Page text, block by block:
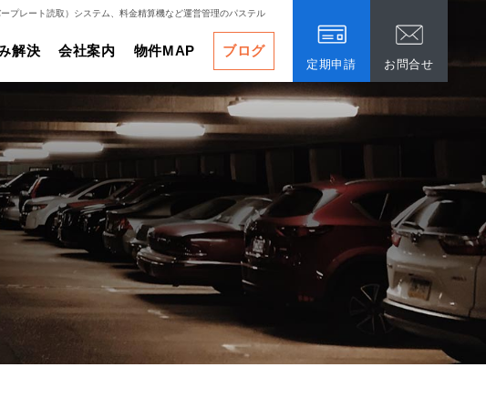
プレート読取）システム、料金精算機など運営管理のパステル
解決 会社案内 物件MAP ブログ
定期申請 お問合せ